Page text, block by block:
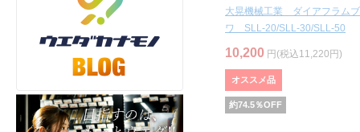
大晃機械工業 ダイアフラム
ワ SLL-20/SLL-30/SLL-50
10,200 円(税込11,220円)
オススメ品
約74.5％OFF